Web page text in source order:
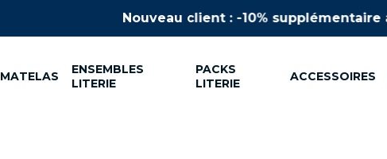
Nouveau client : -10% supplémentaire
MATELAS
ENSEMBLES
LITERIE
PACKS
LITERIE
ACCESSOIRES